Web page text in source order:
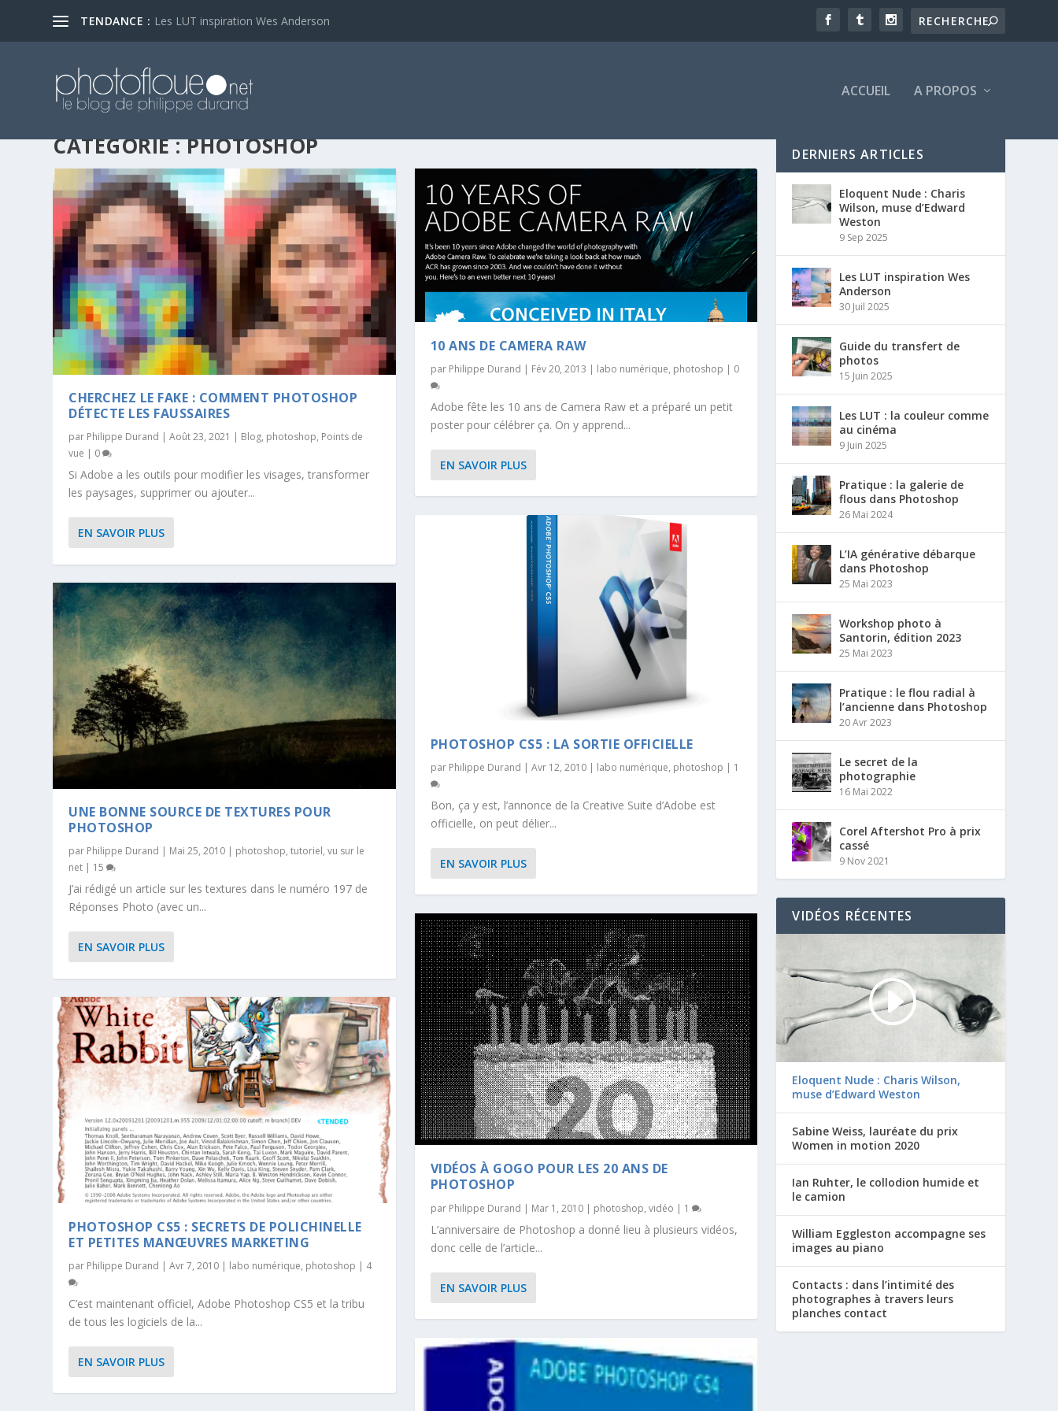
TENDANCE : Les LUT inspiration Wes Anderson
ACCUEIL A PROPOS
CATÉGORIE :PHOTOSHOP
CHERCHEZ LE FAKE : COMMENT PHOTOSHOP
DÉTECTE LES FAUSSAIRES
par Philippe Durand |Août 23, 2021 | Blog, photoshop, Points de
vue | 0
Si Adobe a les outils pour modifier les visages, transformer
les paysages, supprimer ou ajouter...
EN SAVOIR PLUS
UNE BONNE SOURCE DE TEXTURES POUR
PHOTOSHOP
par Philippe Durand | Mai 25, 2010 | photoshop,tutoriel,vu sur le
net | 15
J’ai rédigé un article sur les textures dans le numéro 197 de
Réponses Photo (avec un...
EN SAVOIR PLUS
PHOTOSHOP CS5 : SECRETS DE POLICHINELLE
ET PETITES MANŒUVRES MARKETING
par Philippe Durand |Avr 7, 2010 | labo numérique, photoshop | 4
C’est maintenant officiel, Adobe Photoshop CS5 et la tribu
de tous les logiciels de la...
EN SAVOIR PLUS
10 ANS DE CAMERA RAW
par Philippe Durand | Fév 20, 2013 | labo numérique, photoshop | 0
Adobe fête les 10 ans de Camera Raw et a préparé un petit
poster pour célébrer ça. On y apprend...
EN SAVOIR PLUS
PHOTOSHOP CS5 : LA SORTIE OFFICIELLE
par Philippe Durand | Avr 12, 2010| labo numérique, photoshop | 1
Bon, ça y est, l’annonce de la Creative Suite d’Adobe est
officielle, on peut délier...
EN SAVOIR PLUS
VIDÉOS À GOGO POUR LES 20 ANS DE
PHOTOSHOP
par Philippe Durand | Mar 1, 2010| photoshop, vidéo | 1
L’anniversaire de Photoshop a donné lieu à plusieurs vidéos,
donc celle de l’article...
EN SAVOIR PLUS
DERNIERS ARTICLES
Eloquent Nude : Charis
Wilson, muse d’Edward
Weston
9 Sep 2025
Les LUT inspiration Wes
Anderson
30 Juil 2025
Guide du transfert de
photos
15 Juin 2025
Les LUT : la couleur comme
au cinéma
9 Juin 2025
Pratique : la galerie de
flous dans Photoshop
26 Mai 2024
L’IA générative débarque
dans Photoshop
25 Mai 2023
Workshop photo à
Santorin, édition 2023
25 Mai 2023
Pratique : le flou radial à
l’ancienne dans Photoshop
20 Avr 2023
Le secret de la
photographie
16 Mai 2022
Corel Aftershot Pro à prix
cassé
9 Nov 2021
VIDÉOS RÉCENTES
Eloquent Nude : Charis Wilson,
muse d’Edward Weston
Sabine Weiss, lauréate du prix
Women in motion 2020
Ian Ruhter, le collodion humide et
le camion
William Eggleston accompagne ses
images au piano
Contacts : dans l’intimité des
photographes à travers leurs
planches contact